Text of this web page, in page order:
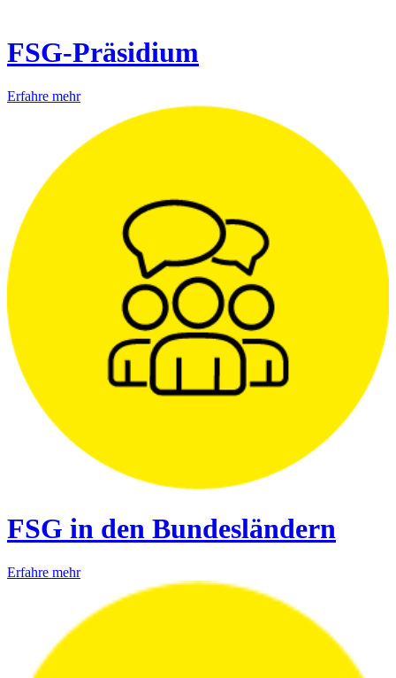
FSG-Präsidium
Erfahre mehr
FSG in den Bundesländern
Erfahre mehr